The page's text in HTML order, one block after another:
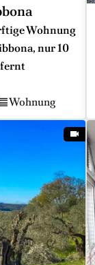
Wohnung
nur 10
Wohnung